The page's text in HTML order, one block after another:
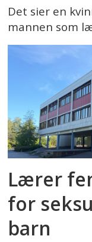
Det sier en
mannen som
Lærer
for
barn